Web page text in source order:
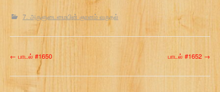
7. அருளுடைமையின் ஞானம் வருதல்
P
o
← பாடல் #1650 பாடல் #1652 →